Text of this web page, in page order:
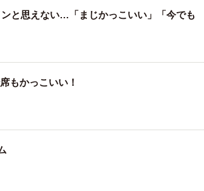
開発コード「175」にちなみ175台限定と
終了したため、若いスタッフが知らなかった
ンと思えない…「まじかっこいい」「今でも
もかっこいい！